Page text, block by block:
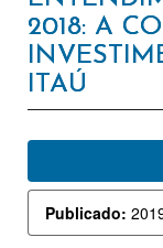
2018: A
ITAÚ
DE
Publicado: